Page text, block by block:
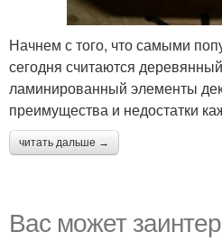
Начнем с того, что самыми
сегодня считаются
ламинированный элементы
преимущества и недостатки
читать дальше →
Вас может